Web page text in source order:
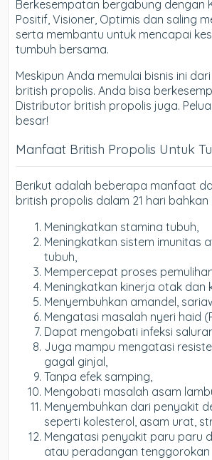
Berkesempatan bergabung dengan
Positif, Visioner, Optimis dan saling
serta membantu untuk mencapai
tumbuh bersama.
Meskipun Anda memulai bisnis ini
british propolis. Anda bisa
Distributor british propolis juga.
besar!
Manfaat British Propolis Untuk
Berikut adalah beberapa manfaat
british propolis dalam 21 hari bahkan
Meningkatkan stamina tubuh,
Meningkatkan sistem imunitas
tubuh,
Mempercepat proses
Meningkatkan kinerja otak dan
Menyembuhkan amandel,
Mengatasi masalah nyeri haid
Dapat mengobati infeksi
Juga mampu mengatasi
gagal ginjal,
Tanpa efek samping,
Mengobati masalah asam
Menyembuhkan dari penyakit
seperti kolesterol, asam urat,
Mengatasi penyakit paru paru
atau peradangan tenggorokan